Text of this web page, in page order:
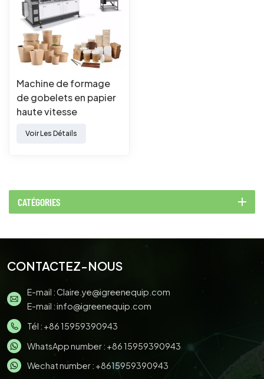
Machine de formage
de gobelets en papier
haute vitesse
machine à gobelets en
Voir Les Détails
CATÉGORIES
CONTACTEZ-NOUS
E-mail :Claire.ye@igreenequip.com
E-mail :info@igreenequip.com
Tél : +86 15959390943
WhatsApp number : +86 15959390943
Wechat number : +8615959390943